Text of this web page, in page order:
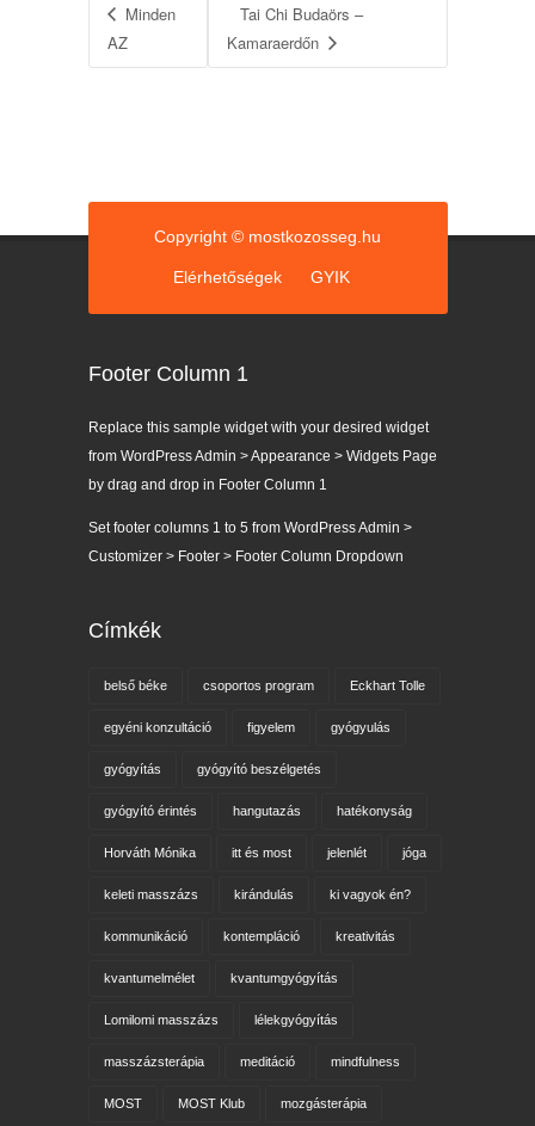
Minden
AZ
Tai Chi Budaörs –
Kamaraerdőn
Copyright © mostkozosseg.hu
Elérhetőségek GYIK
Footer Column 1
Replace this sample widget with your desired widget
from WordPress Admin > Appearance > Widgets Page
by drag and drop in Footer Column 1
Set footer columns 1 to 5 from WordPress Admin >
Customizer > Footer > Footer Column Dropdown
Címkék
belső béke csoportos program Eckhart Tolle
egyéni konzultáció figyelem gyógyulás
gyógyítás gyógyító beszélgetés
gyógyító érintés hangutazás hatékonyság
Horváth Mónika itt és most jelenlét jóga
keleti masszázs kirándulás ki vagyok én?
kommunikáció kontempláció kreativitás
kvantumelmélet kvantumgyógyítás
Lomilomi masszázs lélekgyógyítás
masszázsterápia meditáció mindfulness
MOST MOST Klub mozgásterápia